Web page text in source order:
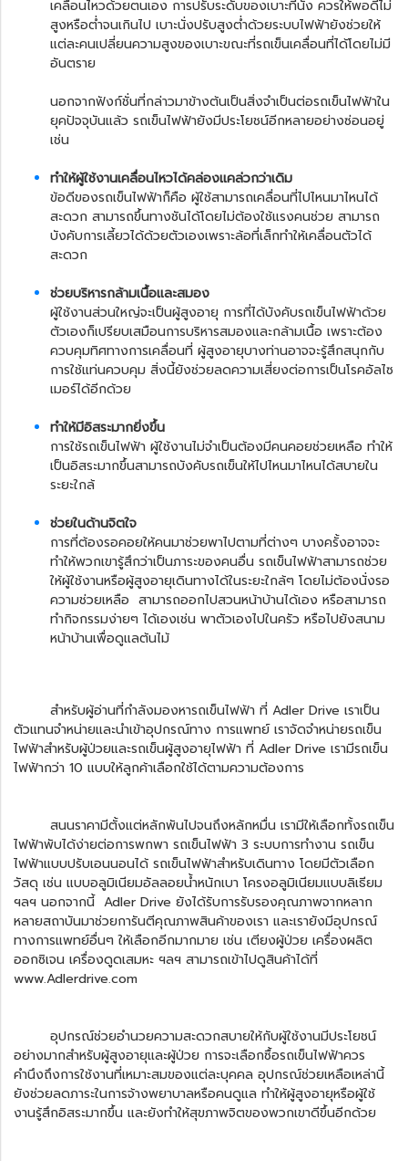
เคลื่อนไหวด้วยตนเอง การปรับระดับของเบาะที่นั่ง ควรให้พอดีไม่
สูงหรือต่ำจนเกินไป เบาะนั่งปรับสูงต่ำด้วยระบบไฟฟ้ายังช่วยให้
แต่ละคนเปลี่ยนความสูงของเบาะขณะที่รถเข็นเคลื่อนที่ได้โดยไม่มี
อันตราย
นอกจากฟังก์ชั่นที่กล่าวมาข้างต้นเป็นสิ่งจำเป็นต่อรถเข็นไฟฟ้าใน
ยุคปัจจุบันแล้ว รถเข็นไฟฟ้ายังมีประโยชน์อีกหลายอย่างซ่อนอยู่
เช่น
ทำให้ผู้ใช้งานเคลื่อนไหวได้คล่องแคล่วกว่าเดิม
ข้อดีของรถเข็นไฟฟ้าก็คือ ผู้ใช้สามารถเคลื่อนที่ไปไหนมาไหนได้
สะดวก สามารถขึ้นทางชันได้โดยไม่ต้องใช้แรงคนช่วย สามารถ
บังคับการเลี้ยวได้ด้วยตัวเองเพราะล้อที่เล็กทำให้เคลื่อนตัวได้
สะดวก
ช่วยบริหารกล้ามเนื้อและสมอง
ผู้ใช้งานส่วนใหญ่จะเป็นผู้สูงอายุ การที่ได้บังคับรถเข็นไฟฟ้าด้วย
ตัวเองก็เปรียบเสมือนการบริหารสมองและกล้ามเนื้อ เพราะต้อง
ควบคุมทิศทางการเคลื่อนที่ ผู้สูงอายุบางท่านอาจจะรู้สึกสนุกกับ
การใช้แท่นควบคุม สิ่งนี้ยังช่วยลดความเสี่ยงต่อการเป็นโรคอัลไซ
เมอร์ได้อีกด้วย
ทำให้มีอิสระมากยิ่งขึ้น
การใช้รถเข็นไฟฟ้า ผู้ใช้งานไม่จำเป็นต้องมีคนคอยช่วยเหลือ ทำให้
เป็นอิสระมากขึ้นสามารถบังคับรถเข็นให้ไปไหนมาไหนได้สบายใน
ระยะใกล้
ช่วยในด้านจิตใจ
การที่ต้องรอคอยให้คนมาช่วยพาไปตามที่ต่างๆ บางครั้งอาจจะ
ทำให้พวกเขารู้สึกว่าเป็นภาระของคนอื่น รถเข็นไฟฟ้าสามารถช่วย
ให้ผู้ใช้งานหรือผู้สูงอายุเดินทางได้ในระยะใกล้ๆ โดยไม่ต้องนั่งรอ
ความช่วยเหลือ สามารถออกไปสวนหน้าบ้านได้เอง หรือสามารถ
ทำกิจกรรมง่ายๆ ได้เองเช่น พาตัวเองไปในครัว หรือไปยังสนาม
หน้าบ้านเพื่อดูแลต้นไม้
สำหรับผู้อ่านที่กำลังมองหารถเข็นไฟฟ้า ที่ Adler Drive เราเป็น
ตัวแทนจำหน่ายและนำเข้าอุปกรณ์ทาง การแพทย์ เราจัดจำหน่ายรถเข็น
ไฟฟ้าสำหรับผู้ป่วยและรถเข็นผู้สูงอายุไฟฟ้า ที่ Adler Drive เรามีรถเข็น
ไฟฟ้ากว่า 10 แบบให้ลูกค้าเลือกใช้ได้ตามความต้องการ
สนนราคามีตั้งแต่หลักพันไปจนถึงหลักหมื่น เรามีให้เลือกทั้งรถเข็น
ไฟฟ้าพับได้ง่ายต่อการพกพา รถเข็นไฟฟ้า 3 ระบบการทำงาน รถเข็น
ไฟฟ้าแบบปรับเอนนอนได้ รถเข็นไฟฟ้าสำหรับเดินทาง โดยมีตัวเลือก
วัสดุ เช่น แบบอลูมิเนียมอัลลอยน้ำหนักเบา โครงอลูมิเนียมแบบลิเธียม
ฯลฯ นอกจากนี้ Adler Drive ยังได้รับการรับรองคุณภาพจากหลาก
หลายสถาบันมาช่วยการันตีคุณภาพสินค้าของเรา และเรายังมีอุปกรณ์
ทางการแพทย์อื่นๆ ให้เลือกอีกมากมาย เช่น เตียงผู้ป่วย เครื่องผลิต
ออกซิเจน เครื่องดูดเสมหะ ฯลฯ สามารถเข้าไปดูสินค้าได้ที่
www.Adlerdrive.com
อุปกรณ์ช่วยอำนวยความสะดวกสบายให้กับผู้ใช้งานมีประโยชน์
อย่างมากสำหรับผู้สูงอายุและผู้ป่วย การจะเลือกซื้อรถเข็นไฟฟ้าควร
คำนึงถึงการใช้งานที่เหมาะสมของแต่ละบุคคล อุปกรณ์ช่วยเหลือเหล่านี้
ยังช่วยลดภาระในการจ้างพยาบาลหรือคนดูแล ทำให้ผู้สูงอายุหรือผู้ใช้
งานรู้สึกอิสระมากขึ้น และยังทำให้สุขภาพจิตของพวกเขาดีขึ้นอีกด้วย